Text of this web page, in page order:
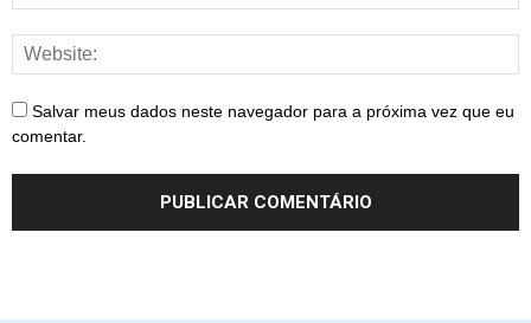
Salvar meus dados neste navegador para a próxima vez que eu
comentar.